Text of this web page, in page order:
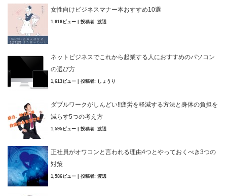
女性向けビジネスマナー本おすすめ10選
1,616ビュー 投稿者: 渡辺
ネットビジネスでこれから起業する人におすすめのパソコン
の選び方
1,613ビュー 投稿者: しょうり
ダブルワークがしんどい!!疲労を軽減する方法と身体の負担を
減らす5つの考え方
1,595ビュー 投稿者: 渡辺
正社員がオワコンと言われる理由4つとやっておくべき3つの
対策
1,586ビュー 投稿者: 渡辺